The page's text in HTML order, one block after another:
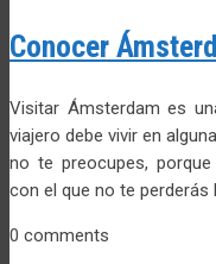
Conocer
Visitar Ámsterdam es
viajero debe vivir en
no te preocupes,
con el que no te
0 comments